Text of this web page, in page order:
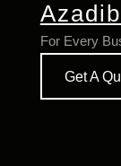
For Every
Get A